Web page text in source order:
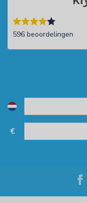
596 beoordelingen
€